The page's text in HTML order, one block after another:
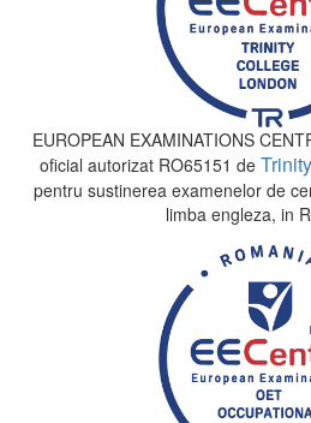
EUROPEAN EXAMINATIONS
oficial autorizat RO65151 de
pentru sustinerea examenelor de
limba engleza, in